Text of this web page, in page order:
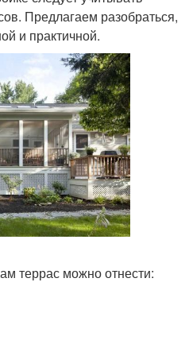
Предлагаем разобраться,
и практичной.
террас можно отнести: